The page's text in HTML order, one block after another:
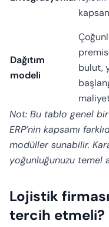
Dağıtım
modeli
bulut,
Not: Bu tablo genel bir
ERP’nin kapsamı
modüller sunabilir.
yoğunluğunuzu temel
Lojistik
tercih etmeli?